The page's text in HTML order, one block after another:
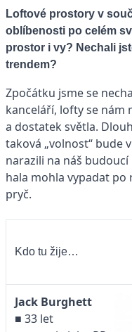
Loftové prostory v
oblíbenosti po celém
prostor i vy? Nechali
trendem?
Zpočátku jsme se
kanceláří, lofty se nám
a dostatek světla.
taková „volnost“ bude
narazili na náš
hala mohla vypadat
pryč.
Kdo tu žije…
Jack Burghett
■ 33 let